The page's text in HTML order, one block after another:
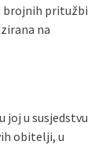
brojnih pritužbi
na
joj u susjedstvu
obitelji, u